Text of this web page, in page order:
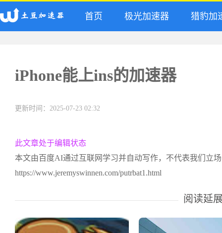
首页 极光加速器 猎豹加
iPhone能上ins的加速器
更新时间：2025-07-23 02:32
此文章处于编辑状态
本文由百度AI通过互联网学习并自动写作，不代表我们立
https://www.jeremyswinnen.com/putrbat1.html
阅读延